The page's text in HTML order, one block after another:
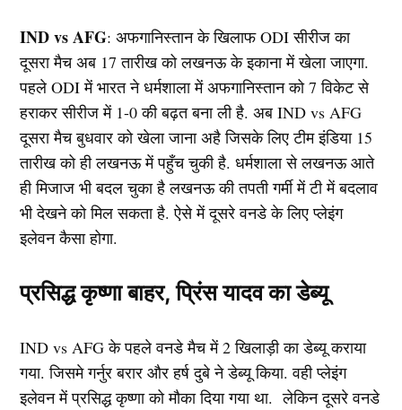
IND vs AFG: अफगानिस्तान के खिलाफ ODI सीरीज का
दूसरा मैच अब 17 तारीख को लखनऊ के इकाना में खेला जाएगा.
पहले ODI में भारत ने धर्मशाला में अफगानिस्तान को 7 विकेट से
हराकर सीरीज में 1-0 की बढ़त बना ली है. अब IND vs AFG
दूसरा मैच बुधवार को खेला जाना अहै जिसके लिए टीम इंडिया 15
तारीख को ही लखनऊ में पहुँच चुकी है. धर्मशाला से लखनऊ आते
ही मिजाज भी बदल चुका है लखनऊ की तपती गर्मी में टी में बदलाव
भी देखने को मिल सकता है. ऐसे में दूसरे वनडे के लिए प्लेइंग
इलेवन कैसा होगा.
प्रसिद्ध कृष्णा बाहर, प्रिंस यादव का डेब्यू
IND vs AFG के पहले वनडे मैच में 2 खिलाड़ी का डेब्यू कराया
गया. जिसमे गर्नुर बरार और हर्ष दुबे ने डेब्यू किया. वही प्लेइंग
इलेवन में प्रसिद्ध कृष्णा को मौका दिया गया था. लेकिन दूसरे वनडे